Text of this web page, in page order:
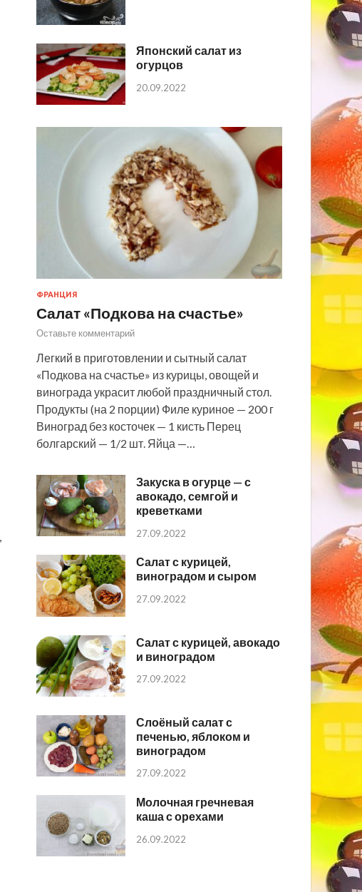
Японский салат из
огурцов
20.09.2022
ФРАНЦИЯ
Салат «Подкова на счастье»
Оставьте комментарий
Легкий в приготовлении и сытный салат
«Подкова на счастье» из курицы, овощей и
винограда украсит любой праздничный стол.
Продукты (на 2 порции) Филе куриное — 200 г
Виноград без косточек — 1 кисть Перец
болгарский — 1/2 шт. Яйца —…
Закуска в огурце — с
авокадо, семгой и
креветками
27.09.2022
Салат с курицей,
виноградом и сыром
27.09.2022
Салат с курицей, авокадо
и виноградом
27.09.2022
Слоёный салат с
печенью, яблоком и
виноградом
27.09.2022
Молочная гречневая
каша с орехами
26.09.2022